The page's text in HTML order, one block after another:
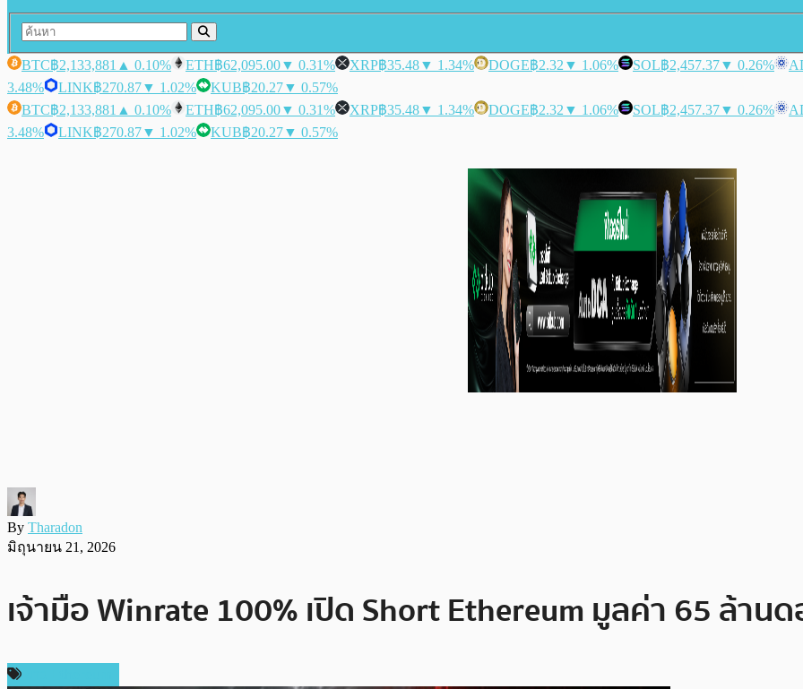
BTC฿2,133,881 ▲ 0.10% ETH฿62,095.00▼ 0.31% XRP฿35.48▼ 1.34% DOGE฿2.32 ▼ 1.06% SOL฿2,457.37▼ 0.26%
3.48%
LINK฿270.87▼ 1.02% KUB฿20.27▼ 0.57%
BTC฿2,133,881 ▲ 0.10% ETH฿62,095.00▼ 0.31% XRP฿35.48▼ 1.34% DOGE฿2.32 ▼ 1.06% SOL฿2,457.37▼ 0.26%
3.48%
LINK฿270.87▼ 1.02% KUB฿20.27▼ 0.57%
By Tharadon
มิถุนายน 21, 2026
เจ้ามือ Winrate 100% เปิด Short Ethereum มูลค่า 65 ล้าน